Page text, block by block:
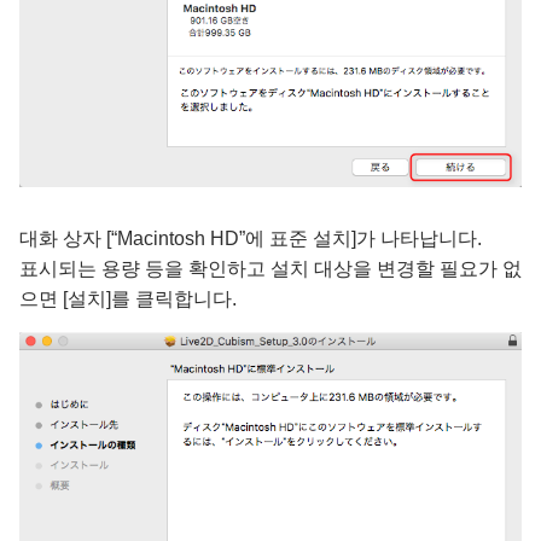
대화 상자 [“Macintosh HD”에 표준 설치]가 나타납니다.
표시되는 용량 등을 확인하고 설치 대상을 변경할 필요가 없
으면 [설치]를 클릭합니다.